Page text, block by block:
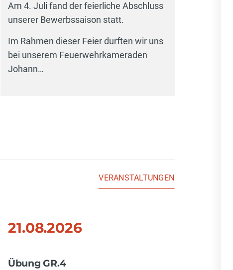
Am 4. Juli fand der feierliche Abschluss
unserer Bewerbssaison statt.
Im Rahmen dieser Feier durften wir uns
bei unserem Feuerwehrkameraden
Johann…
VERANSTALTUNGEN
21.08.2026
Übung GR.4